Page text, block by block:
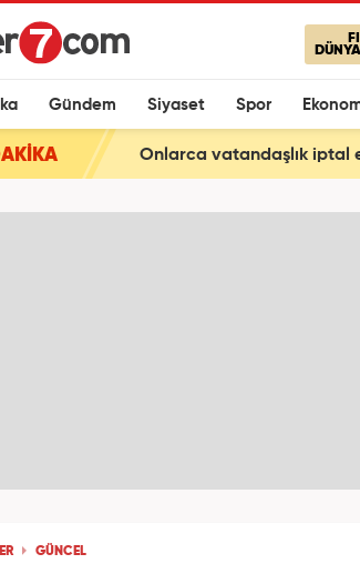
Gündem Siyaset Spor
Onlarca vatandaşlık iptal
GÜNCEL